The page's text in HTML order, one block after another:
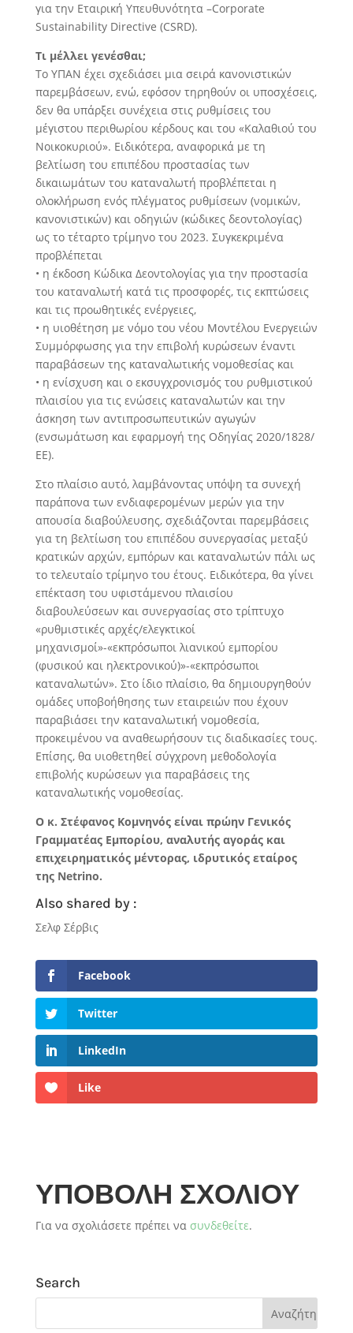
για την Εταιρική Υπευθυνότητα –Corporate
Sustainability Directive (CSRD).
Τι μέλλει γενέσθαι;
Το ΥΠΑΝ έχει σχεδιάσει μια σειρά κανονιστικών
παρεμβάσεων, ενώ, εφόσον τηρηθούν οι υποσχέσεις,
δεν θα υπάρξει συνέχεια στις ρυθμίσεις του
μέγιστου περιθωρίου κέρδους και του «Καλαθιού του
Νοικοκυριού». Ειδικότερα, αναφορικά με τη
βελτίωση του επιπέδου προστασίας των
δικαιωμάτων του καταναλωτή προβλέπεται η
ολοκλήρωση ενός πλέγματος ρυθμίσεων (νομικών,
κανονιστικών) και οδηγιών (κώδικες δεοντολογίας)
ως το τέταρτο τρίμηνο του 2023. Συγκεκριμένα
προβλέπεται
• η έκδοση Κώδικα Δεοντολογίας για την προστασία
του καταναλωτή κατά τις προσφορές, τις εκπτώσεις
και τις προωθητικές ενέργειες,
• η υιοθέτηση με νόμο του νέου Μοντέλου Ενεργειών
Συμμόρφωσης για την επιβολή κυρώσεων έναντι
παραβάσεων της καταναλωτικής νομοθεσίας και
• η ενίσχυση και ο εκσυγχρονισμός του ρυθμιστικού
πλαισίου για τις ενώσεις καταναλωτών και την
άσκηση των αντιπροσωπευτικών αγωγών
(ενσωμάτωση και εφαρμογή της Οδηγίας 2020/1828/
ΕΕ).
Στο πλαίσιο αυτό, λαμβάνοντας υπόψη τα συνεχή
παράπονα των ενδιαφερομένων μερών για την
απουσία διαβούλευσης, σχεδιάζονται παρεμβάσεις
για τη βελτίωση του επιπέδου συνεργασίας μεταξύ
κρατικών αρχών, εμπόρων και καταναλωτών πάλι ως
το τελευταίο τρίμηνο του έτους. Ειδικότερα, θα γίνει
επέκταση του υφιστάμενου πλαισίου
διαβουλεύσεων και συνεργασίας στο τρίπτυχο
«ρυθμιστικές αρχές/ελεγκτικοί
μηχανισμοί»-«εκπρόσωποι λιανικού εμπορίου
(φυσικού και ηλεκτρονικού)»-«εκπρόσωποι
καταναλωτών». Στο ίδιο πλαίσιο, θα δημιουργηθούν
ομάδες υποβοήθησης των εταιρειών που έχουν
παραβιάσει την καταναλωτική νομοθεσία,
προκειμένου να αναθεωρήσουν τις διαδικασίες τους.
Επίσης, θα υιοθετηθεί σύγχρονη μεθοδολογία
επιβολής κυρώσεων για παραβάσεις της
καταναλωτικής νομοθεσίας.
Ο κ. Στέφανος Κομνηνός είναι πρώην Γενικός
Γραμματέας Εμπορίου, αναλυτής αγοράς και
επιχειρηματικός μέντορας, ιδρυτικός εταίρος
της Netrino.
Also shared by :
Σελφ Σέρβις
Facebook
Twitter
LinkedIn
Like
ΥΠΟΒΟΛΉ ΣΧΟΛΊΟΥ
Για να σχολιάσετε πρέπει να συνδεθείτε.
Search